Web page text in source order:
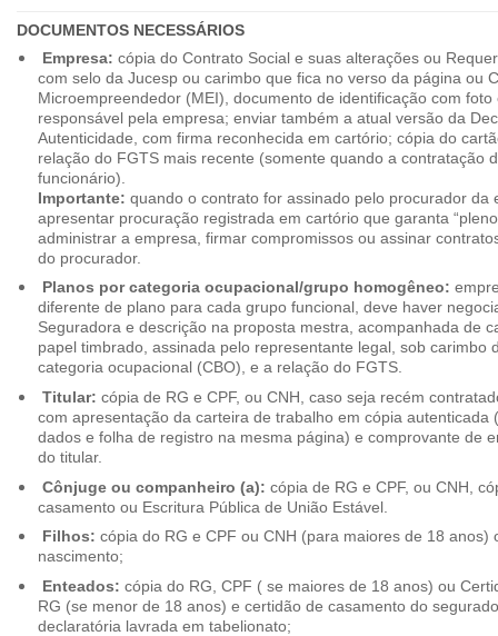
DOCUMENTOS NECESSÁRIOS
Empresa: cópia do Contrato Social e suas alterações ou
com selo da Jucesp ou carimbo que fica no verso da página ou
Microempreendedor (MEI), documento de identificação com foto
responsável pela empresa; enviar também a atual versão da
Autenticidade, com firma reconhecida em cartório; cópia do
relação do FGTS mais recente (somente quando a contratação
funcionário).
Importante: quando o contrato for assinado pelo procurador da
apresentar procuração registrada em cartório que garanta
administrar a empresa, firmar compromissos ou assinar
do procurador.
Planos por categoria ocupacional/grupo homogêneo:
diferente de plano para cada grupo funcional, deve haver
Seguradora e descrição na proposta mestra, acompanhada de
papel timbrado, assinada pelo representante legal, sob carimbo
categoria ocupacional (CBO), e a relação do FGTS.
Titular: cópia de RG e CPF, ou CNH, caso seja recém
com apresentação da carteira de trabalho em cópia autenticada
dados e folha de registro na mesma página) e comprovante de
do titular.
Cônjuge ou companheiro (a): cópia de RG e CPF, ou CNH,
casamento ou Escritura Pública de União Estável.
Filhos: cópia do RG e CPF ou CNH (para maiores de 18 anos)
nascimento;
Enteados: cópia do RG, CPF ( se maiores de 18 anos) ou
RG (se menor de 18 anos) e certidão de casamento do
declaratória lavrada em tabelionato;